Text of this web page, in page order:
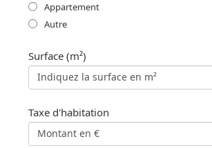
Appartement
Autre
Surface (m²)
Taxe d'habitation